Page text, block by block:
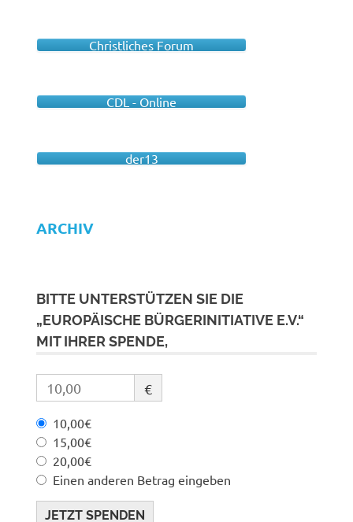
Christliches Forum
CDL - Online
der13
ARCHIV
BITTE UNTERSTÜTZEN SIE DIE
„EUROPÄISCHE BÜRGERINITIATIVE E.V.“
MIT IHRER SPENDE,
€
10,00€
15,00€
20,00€
Einen anderen Betrag eingeben
JETZT SPENDEN